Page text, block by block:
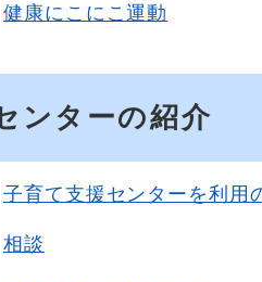
健康にこにこ運動
ンターの紹介
子育て支援センターを利用
相談